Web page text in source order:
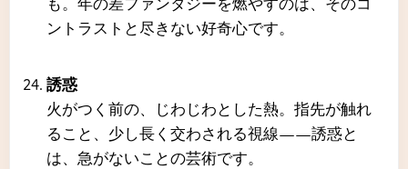
ントラストと尽きない好奇心です。
誘惑
火がつく前の、じわじわとした熱。指先が触れ
ること、少し長く交わされる視線――誘惑と
は、急がないことの芸術です。